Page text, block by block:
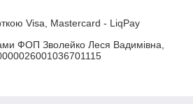
Visa, Mastercard - LiqPay
ФОП Зволейко Леся Вадимівна,